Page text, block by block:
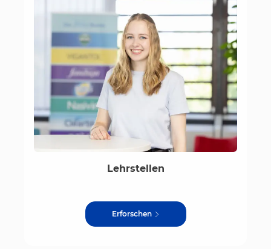
Lehrstellen
Erforschen